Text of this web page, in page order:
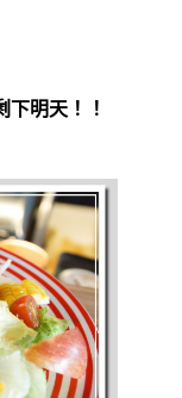
下明天！！